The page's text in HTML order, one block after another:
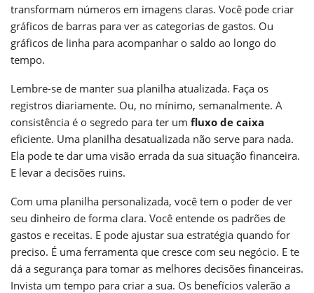
transformam números em imagens claras. Você pode criar
gráficos de barras para ver as categorias de gastos. Ou
gráficos de linha para acompanhar o saldo ao longo do
tempo.
Lembre-se de manter sua planilha atualizada. Faça os
registros diariamente. Ou, no mínimo, semanalmente. A
consistência é o segredo para ter um fluxo de caixa
eficiente. Uma planilha desatualizada não serve para nada.
Ela pode te dar uma visão errada da sua situação financeira.
E levar a decisões ruins.
Com uma planilha personalizada, você tem o poder de ver
seu dinheiro de forma clara. Você entende os padrões de
gastos e receitas. E pode ajustar sua estratégia quando for
preciso. É uma ferramenta que cresce com seu negócio. E te
dá a segurança para tomar as melhores decisões financeiras.
Invista um tempo para criar a sua. Os benefícios valerão a